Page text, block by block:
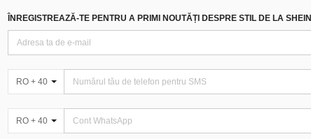
ÎNREGISTREAZĂ-TE PENTRU A PRIMI NOUTĂȚI DESPRE STIL DE LA SHEIN
RO + 40
RO + 40